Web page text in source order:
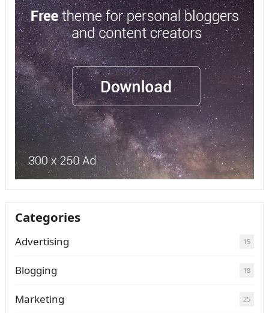
Categories
Advertising 15
Blogging 18
Marketing 25